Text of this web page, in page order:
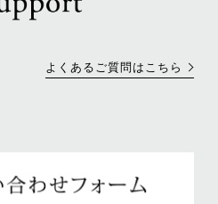
よくあるご質問はこちら